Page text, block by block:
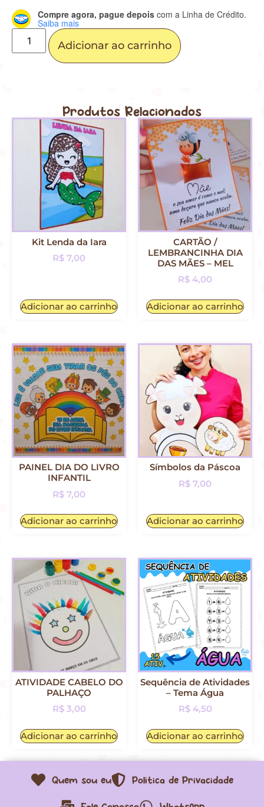
Compre agora, pague depois com a Linha de Crédito.
Saiba mais
Adicionar ao carrinho
Produtos Relacionados
Kit Lenda da Iara
R$ 7,00
Adicionar ao carrinho
CARTÃO /
LEMBRANCINHA DIA
DAS MÃES – MEL
R$ 4,00
Adicionar ao carrinho
PAINEL DIA DO LIVRO
INFANTIL
R$ 7,00
Adicionar ao carrinho
Símbolos da Páscoa
R$ 7,00
Adicionar ao carrinho
ATIVIDADE CABELO DO
PALHAÇO
R$3,00
Adicionar ao carrinho
Sequência de Atividades
– Tema Água
R$4,50
Adicionar ao carrinho
Quem sou eu Política de Privacidade